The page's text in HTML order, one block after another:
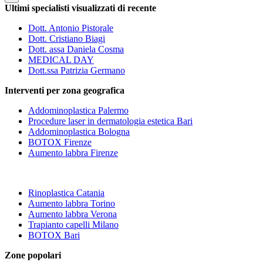
Ultimi specialisti visualizzati di recente
Dott. Antonio Pistorale
Dott. Cristiano Biagi
Dott. assa Daniela Cosma
MEDICAL DAY
Dott.ssa Patrizia Germano
Interventi per zona geografica
Addominoplastica Palermo
Procedure laser in dermatologia estetica Bari
Addominoplastica Bologna
BOTOX Firenze
Aumento labbra Firenze
Rinoplastica Catania
Aumento labbra Torino
Aumento labbra Verona
Trapianto capelli Milano
BOTOX Bari
Zone popolari